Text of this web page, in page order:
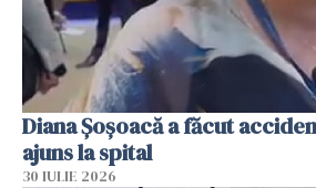
Diana Șoșoacă a făcut
ajuns la spital
30 IULIE 2026